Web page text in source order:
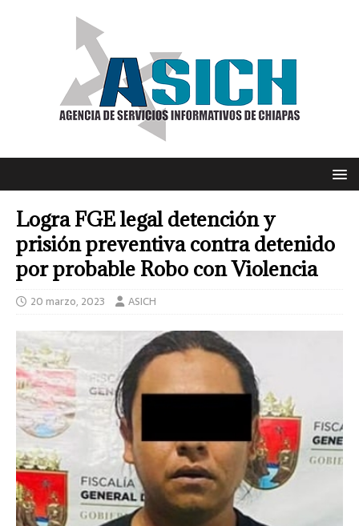
Logra FGE legal detención y
prisión preventiva contra detenido
por probable Robo con Violencia
20 marzo, 2023 ASICH